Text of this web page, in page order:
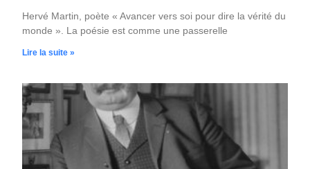
Hervé Martin, poète « Avancer vers soi pour dire la vérité du
monde ». La poésie est comme une passerelle
Lire la suite »